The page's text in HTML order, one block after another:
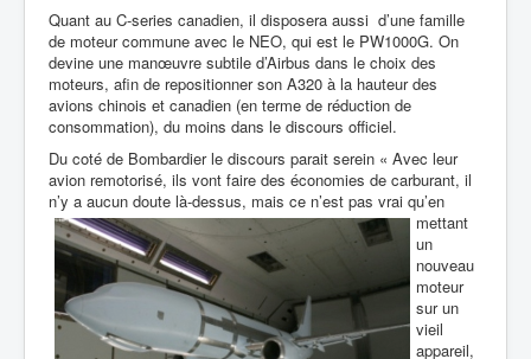
Quant au C-series canadien, il disposera aussi d’une famille
de moteur commune avec le NEO, qui est le PW1000G. On
devine une manœuvre subtile d’Airbus dans le choix des
moteurs, afin de repositionner son A320 à la hauteur des
avions chinois et canadien (en terme de réduction de
consommation), du moins dans le discours officiel.
Du coté de Bombardier le discours parait serein « Avec leur
avion remotorisé, ils vont faire des économies de carburant, il
n’y a aucun doute là-dessus, mais ce n’est pas vrai qu’en
mettant
un
nouveau
moteur
sur un
vieil
appareil,